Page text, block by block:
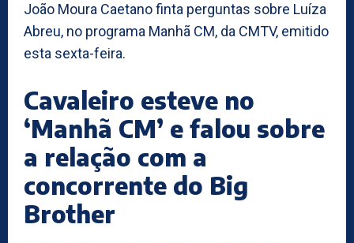
João Moura Caetano finta perguntas sobre Luíza
Abreu, no programa Manhã CM, da CMTV, emitido
esta sexta-feira.
Cavaleiro esteve no
‘Manhã CM’ e falou sobre
a relação com a
concorrente do Big
Brother